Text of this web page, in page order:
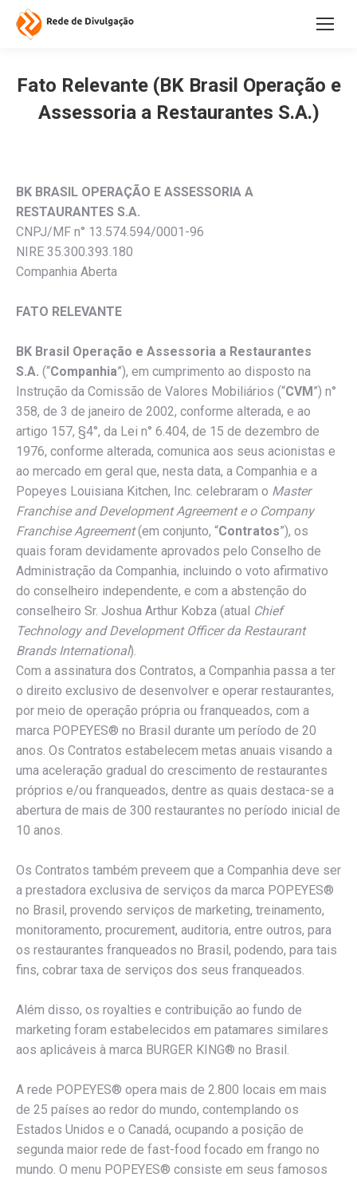
Fato Relevante (BK Brasil Operação e
Assessoria a Restaurantes S.A.)
BK BRASIL OPERAÇÃO E ASSESSORIA A
RESTAURANTES S.A.
CNPJ/MF n° 13.574.594/0001-96
NIRE 35.300.393.180
Companhia Aberta
FATO RELEVANTE
BK Brasil Operação e Assessoria a Restaurantes
S.A. (“Companhia”), em cumprimento ao disposto na
Instrução da Comissão de Valores Mobiliários (“CVM”) n°
358, de 3 de janeiro de 2002, conforme alterada, e ao
artigo 157, §4°, da Lei n° 6.404, de 15 de dezembro de
1976, conforme alterada, comunica aos seus acionistas e
ao mercado em geral que, nesta data, a Companhia e a
Popeyes Louisiana Kitchen, Inc. celebraram o Master
Franchise and Development Agreement e o Company
Franchise Agreement(em conjunto, “Contratos”), os
quais foram devidamente aprovados pelo Conselho de
Administração da Companhia, incluindo o voto afirmativo
do conselheiro independente, e com a abstenção do
conselheiro Sr. Joshua Arthur Kobza (atual Chief
Technology and Development Officer da Restaurant
Brands International).
Com a assinatura dos Contratos, a Companhia passa a ter
o direito exclusivo de desenvolver e operar restaurantes,
por meio de operação própria ou franqueados, com a
marca POPEYES® no Brasil durante um período de 20
anos. Os Contratos estabelecem metas anuais visando a
uma aceleração gradual do crescimento de restaurantes
próprios e/ou franqueados, dentre as quais destaca-se a
abertura de mais de 300 restaurantes no período inicial de
10 anos.
Os Contratos também preveem que a Companhia deve ser
a prestadora exclusiva de serviços da marca POPEYES®
no Brasil, provendo serviços de marketing, treinamento,
monitoramento, procurement, auditoria, entre outros, para
os restaurantes franqueados no Brasil, podendo, para tais
fins, cobrar taxa de serviços dos seus franqueados.
Além disso, os royalties e contribuição ao fundo de
marketing foram estabelecidos em patamares similares
aos aplicáveis à marca BURGER KING® no Brasil.
A rede POPEYES® opera mais de 2.800 locais em mais
de 25 países ao redor do mundo, contemplando os
Estados Unidos e o Canadá, ocupando a posição de
segunda maior rede de fast-food focado em frango no
mundo. O menu POPEYES® consiste em seus famosos